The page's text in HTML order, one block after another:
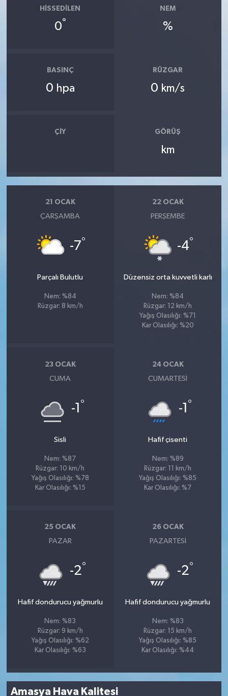
HISSEDILEN
0°
NEM
%
BASINÇ
0 hpa
RÜZGAR
0 km/s
ÇIY GÖRÜŞ
km
21 OCAK
ÇARŞAMBA
-7°
Parçalı Bulutlu
Nem: %84
Rüzgar: 8 km/h
22 OCAK
PERŞEMBE
-4°
Düzensiz orta kuvvetli karlı
Nem: %84
Rüzgar: 12 km/h
Yağış Olasılığı: %71
Kar Olasılığı: %20
23 OCAK
CUMA
-1 °
Sisli
Nem: %87
Rüzgar: 10 km/h
Yağış Olasılığı: %78
Kar Olasılığı: %15
24 OCAK
CUMARTESI
-1 °
Hafif çisenti
Nem: %89
Rüzgar: 11 km/h
Yağış Olasılığı: %85
Kar Olasılığı: %7
25 OCAK
PAZAR
-2°
Hafif dondurucu yağmurlu
Nem: %83
Rüzgar: 9 km/h
Yağış Olasılığı: %62
Kar Olasılığı: %63
26 OCAK
PAZARTESI
-2°
Hafif dondurucu yağmurlu
Nem: %83
Rüzgar: 15 km/h
Yağış Olasılığı: %85
Kar Olasılığı: %44
Amasya Hava Kalitesi